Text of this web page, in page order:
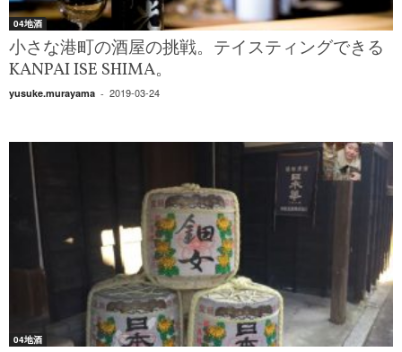
04地酒
小さな港町の酒屋の挑戦。テイスティングできる
KANPAI ISE SHIMA。
yusuke.murayama - 2019-03-24
04地酒